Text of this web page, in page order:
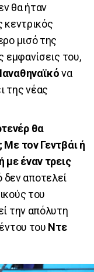
θα ήταν
κεντρικός
μισό της
εμφανίσεις του,
να
της νέας
θα
Με τον Γεντβάι ή
έναν τρεις
δεν αποτελεί
του
την απόλυτη
του Ντε